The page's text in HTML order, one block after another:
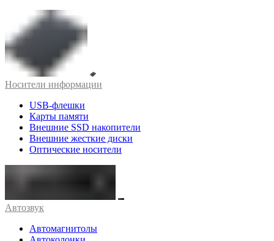
Носители информации
USB-флешки
Карты памяти
Внешние SSD накопители
Внешние жесткие диски
Оптические носители
Автозвук
Автомагнитолы